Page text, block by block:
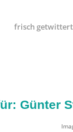
frisch getwittert
Günter